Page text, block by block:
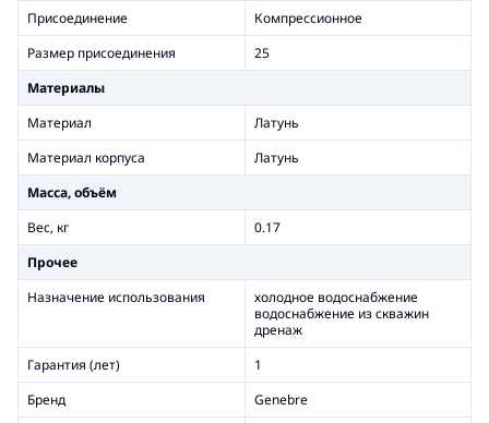
Присоединение
Компрессионное
Размер присоединения
25
Материалы
Материал
Латунь
Материал корпуса
Латунь
Масса, объём
Вес, кг
0.17
Прочее
Назначение использования
холодное водоснабжение
водоснабжение из скважин
дренаж
Гарантия (лет)
1
Бренд
Genebre